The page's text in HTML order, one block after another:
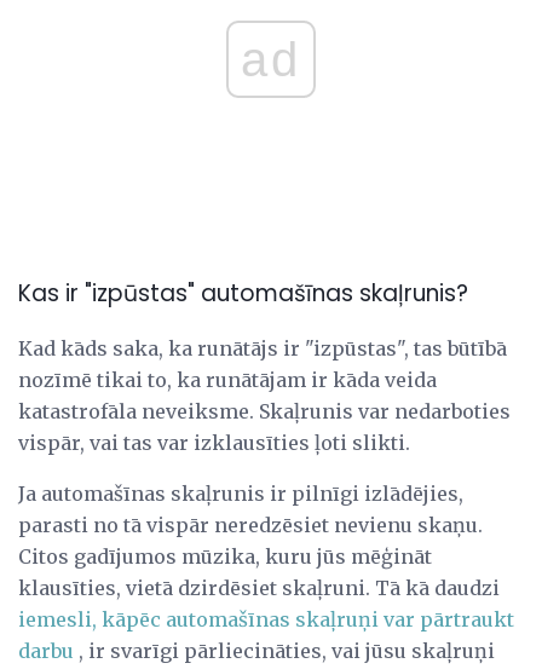
ad
Kas ir "izpūstas" automašīnas skaļrunis?
Kad kāds saka, ka runātājs ir "izpūstas", tas būtībā
nozīmē tikai to, ka runātājam ir kāda veida
katastrofāla neveiksme. Skaļrunis var nedarboties
vispār, vai tas var izklausīties ļoti slikti.
Ja automašīnas skaļrunis ir pilnīgi izlādējies,
parasti no tā vispār neredzēsiet nevienu skaņu.
Citos gadījumos mūzika, kuru jūs mēģināt
klausīties, vietā dzirdēsiet skaļruni. Tā kā daudzi
iemesli, kāpēc automašīnas skaļruņi var pārtraukt
darbu , ir svarīgi pārliecināties, vai jūsu skaļruņi